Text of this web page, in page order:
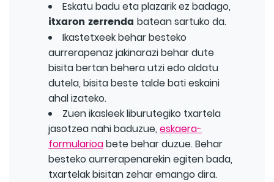
Eskatu badu eta plazarik ez badago,
itxaron zerrenda batean sartuko da.
Ikastetxeek behar besteko
aurrerapenaz jakinarazi behar dute
bisita bertan behera utzi edo aldatu
dutela, bisita beste talde bati eskaini
ahal izateko.
Zuen ikasleek liburutegiko txartela
jasotzea nahi baduzue, eskaera-
formularioabete behar duzue. Behar
besteko aurrerapenarekin egiten bada,
txartelak bisitan zehar emango dira.